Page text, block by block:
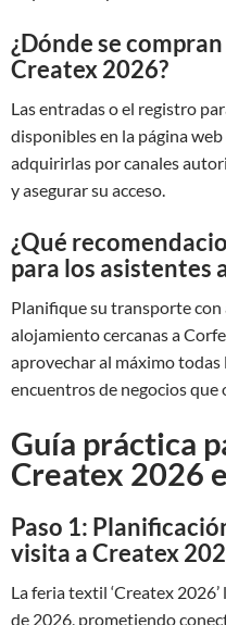
¿Dónde se
Createx 2026?
Las entradas o el registro
disponibles en la página
adquirirlas por canales
y asegurar su acceso.
¿Qué
para los asistentes
Planifique su transporte
alojamiento cercanas a
aprovechar al máximo todas
encuentros de negocios que
Guía práctica
Createx 2026
Paso 1:
visita a Createx
La feria textil ‘Createx
de 2026, prometiendo